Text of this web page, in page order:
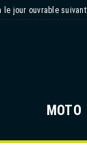
le jour ouvrable suivant
MOTO